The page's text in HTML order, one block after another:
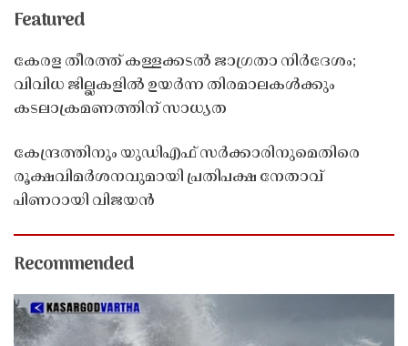
Featured
കേരള തീരത്ത് കള്ളക്കടൽ ജാഗ്രതാ നിർദേശം;
വിവിധ ജില്ലകളിൽ ഉയർന്ന തിരമാലകൾക്കും
കടലാക്രമണത്തിന് സാധ്യത
കേന്ദ്രത്തിനും യുഡിഎഫ് സർക്കാരിനുമെതിരെ
രൂക്ഷവിമർശനവുമായി പ്രതിപക്ഷ നേതാവ്
പിണറായി വിജയൻ
Recommended